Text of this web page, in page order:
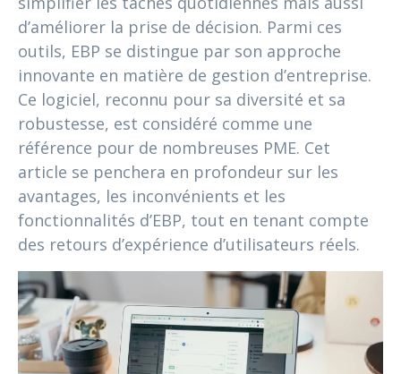
d’améliorer la prise de décision. Parmi ces
outils, EBP se distingue par son approche
innovante en matière de gestion d’entreprise.
Ce logiciel, reconnu pour sa diversité et sa
robustesse, est considéré comme une
référence pour de nombreuses PME. Cet
article se penchera en profondeur sur les
avantages, les inconvénients et les
fonctionnalités d’EBP, tout en tenant compte
des retours d’expérience d’utilisateurs réels.